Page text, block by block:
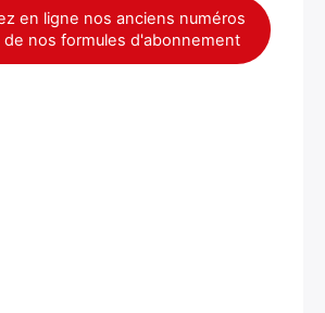
en ligne nos anciens numéros
nos formules d'abonnement